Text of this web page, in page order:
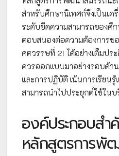
สำหรับศึกษานิเทศก์จึงเป็นเ
ระดับขีดความสามารถของศึ
ตอบสนองต่อความต้องการข
ศตวรรษที่ 21 ได้อย่างเต็มป
ควรออกแบบมาอย่างรอบด้า
และการปฏิบัติ เน้นการเรียน
สามารถนำไปประยุกต์ใช้ใน
องค์ประกอบส
หลักสูตรการพั